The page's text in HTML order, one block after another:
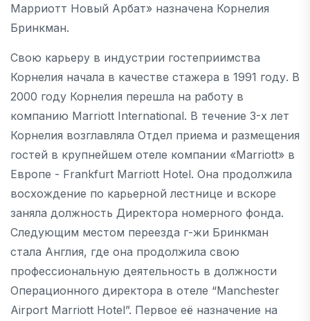
Марриотт Новый Арбат» назначена Корнелия
Бринкман.
Свою карьеру в индустрии гостеприимства
Корнелия начала в качестве стажера в 1991 году. В
2000 году Корнелия перешла на работу в
компанию Marriott International. В течение 3-х лет
Корнелия возглавляла Отдел приема и размещения
гостей в крупнейшем отеле компании «Marriott» в
Европе - Frankfurt Marriott Hotel. Она продолжила
восхождение по карьерной лестнице и вскоре
заняла должность Директора номерного фонда.
Следующим местом переезда г-жи Бринкман
стала Англия, где она продолжила свою
профессиональную деятельность в должности
Операционного директора в отеле “Manchester
Airport Marriott Hotel”. Первое её назначение на